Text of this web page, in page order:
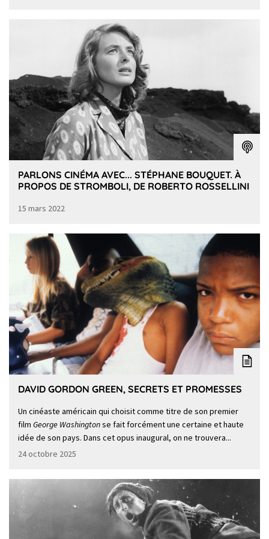
PARLONS CINÉMA AVEC... STÉPHANE BOUQUET. À
PROPOS DE STROMBOLI, DE ROBERTO ROSSELLINI
15 mars 2022
DAVID GORDON GREEN, SECRETS ET PROMESSES
Un cinéaste américain qui choisit comme titre de son premier
film George Washingtonse fait forcément une certaine et haute
idée de son pays. Dans cet opus inaugural, on ne trouvera...
24 octobre 2025